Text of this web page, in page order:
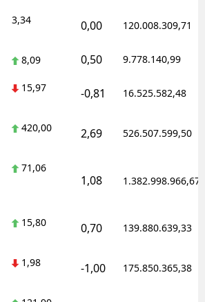
3,34 0,00 120.008.309,71
8,09 0,50 9.778.140,99
15,97 -0,81 16.525.582,48
420,00 2,69 526.507.599,50
71,06
1,08 1.382.998.966,67
15,80 0,70 139.880.639,33
1,98 -1,00 175.850.365,38